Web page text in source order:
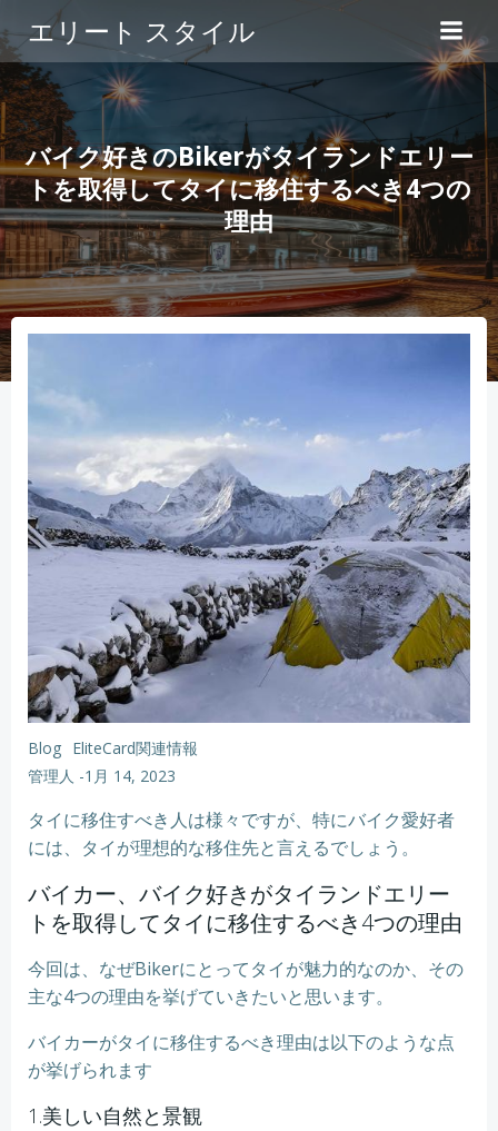
ン
テ
ン
へ
ス
キ
ッ
プ
エリート スタイル
バイク好きのBikerがタイランドエリー
トを取得してタイに移住するべき4つの
理由
Blog EliteCard関連情報
管理人 -1月 14, 2023
タイに移住すべき人は様々ですが、特にバイク愛好者
には、タイが理想的な移住先と言えるでしょう。
バイカー、バイク好きがタイランドエリー
トを取得してタイに移住するべき4つの理由
今回は、なぜBikerにとってタイが魅力的なのか、その
主な4つの理由を挙げていきたいと思います。
バイカーがタイに移住するべき理由は以下のような点
が挙げられます
1.美しい自然と景観